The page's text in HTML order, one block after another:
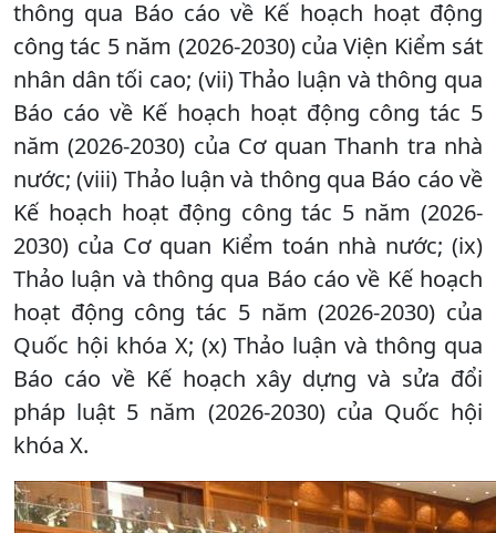
thông qua Báo cáo về Kế hoạch hoạt động
công tác 5 năm (2026-2030) của Viện Kiểm sát
nhân dân tối cao; (vii) Thảo luận và thông qua
Báo cáo về Kế hoạch hoạt động công tác 5
năm (2026-2030) của Cơ quan Thanh tra nhà
nước; (viii) Thảo luận và thông qua Báo cáo về
Kế hoạch hoạt động công tác 5 năm (2026-
2030) của Cơ quan Kiểm toán nhà nước; (ix)
Thảo luận và thông qua Báo cáo về Kế hoạch
hoạt động công tác 5 năm (2026-2030) của
Quốc hội khóa X; (x) Thảo luận và thông qua
Báo cáo về Kế hoạch xây dựng và sửa đổi
pháp luật 5 năm (2026-2030) của Quốc hội
khóa X.